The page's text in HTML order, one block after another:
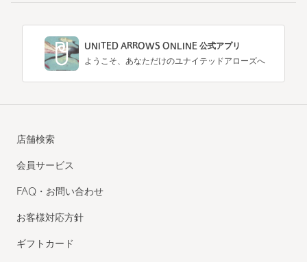
UNITED ARROWS ONLINE 公式アプリ
ようこそ、あなただけのユナイテッドアローズへ
店舗検索
会員サービス
FAQ・お問い合わせ
お客様対応方針
ギフトカード